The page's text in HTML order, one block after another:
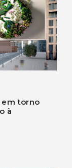
em torno
à